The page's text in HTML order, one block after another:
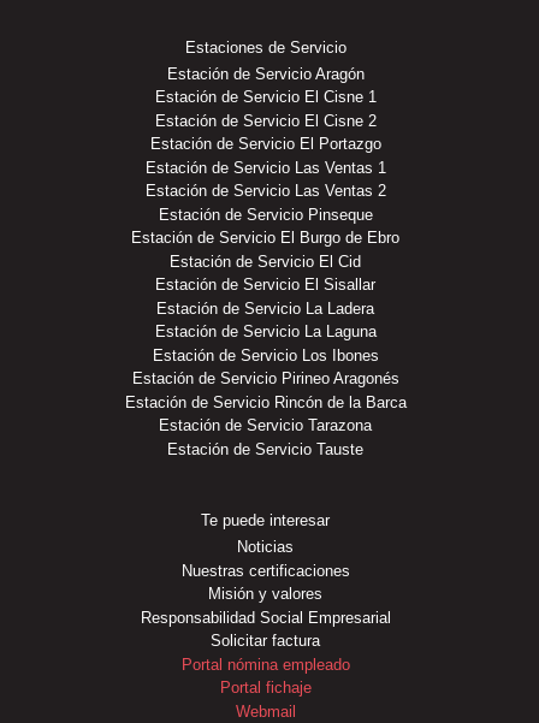
Estaciones de Servicio
Estación de Servicio Aragón
Estación de Servicio El Cisne 1
Estación de Servicio El Cisne 2
Estación de Servicio El Portazgo
Estación de Servicio Las Ventas 1
Estación de Servicio Las Ventas 2
Estación de Servicio Pinseque
Estación de Servicio El Burgo de Ebro
Estación de Servicio El Cid
Estación de Servicio El Sisallar
Estación de Servicio La Ladera
Estación de Servicio La Laguna
Estación de Servicio Los Ibones
Estación de Servicio Pirineo Aragonés
Estación de Servicio Rincón de la Barca
Estación de Servicio Tarazona
Estación de Servicio Tauste
Te puede interesar
Noticias
Nuestras certificaciones
Misión y valores
Responsabilidad Social Empresarial
Solicitar factura
Portal nómina empleado
Portal fichaje
Webmail